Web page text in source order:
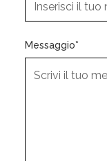
Messaggio*